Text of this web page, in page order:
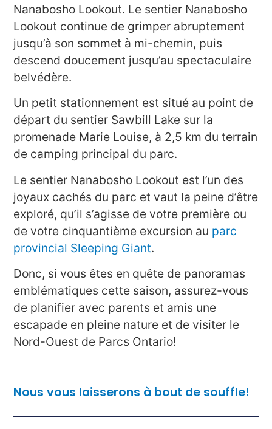
Nanabosho Lookout. Le sentier Nanabosho
Lookout continue de grimper abruptement
jusqu’à son sommet à mi-chemin, puis
descend doucement jusqu’au spectaculaire
belvédère.
Un petit stationnement est situé au point de
départ du sentier Sawbill Lake sur la
promenade Marie Louise, à 2,5 km du terrain
de camping principal du parc.
Le sentier Nanabosho Lookout est l’un des
joyaux cachés du parc et vaut la peine d’être
exploré, qu’il s’agisse de votre première ou
de votre cinquantième excursion au parc
provincial Sleeping Giant.
Donc, si vous êtes en quête de panoramas
emblématiques cette saison, assurez-vous
de planifier avec parents et amis une
escapade en pleine nature et de visiter le
Nord-Ouest de Parcs Ontario!
Nous vous laisserons à bout de souffle!